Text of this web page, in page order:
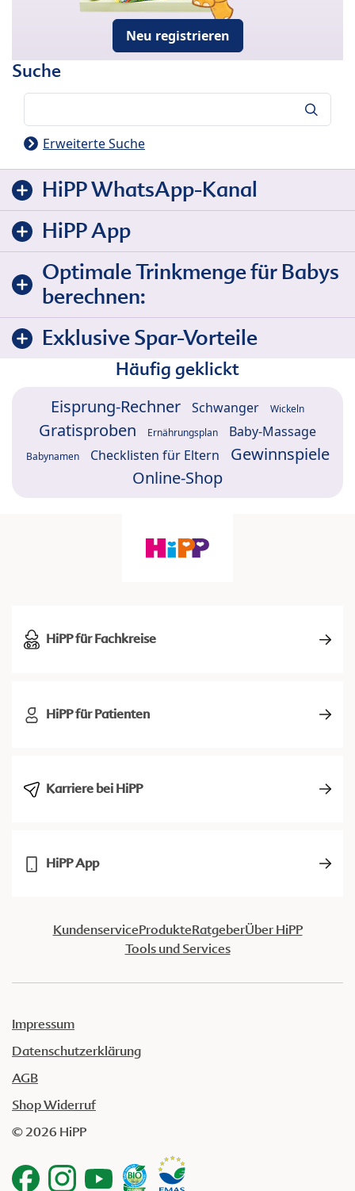
Neu registrieren
Suche
Erweiterte Suche
HiPP WhatsApp-Kanal
HiPP App
Optimale Trinkmenge für Babys
berechnen:
Exklusive Spar-Vorteile
Häufig geklickt
Eisprung-Rechner Schwanger Wickeln
Gratisproben Ernährungsplan Baby-Massage
Babynamen Checklisten für Eltern
Gewinnspiele
Online-Shop
HiPP für Fachkreise
HiPP für Patienten
Karriere bei HiPP
HiPP App
KundenserviceProdukteRatgeberÜber HiPP
Tools und Services
Impressum
Datenschutzerklärung
AGB
Shop Widerruf
© 2026 HiPP